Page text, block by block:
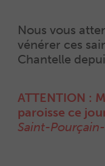
Nous vous
vénérer ces
Chantelle
ATTENTION :
paroisse ce
Saint-